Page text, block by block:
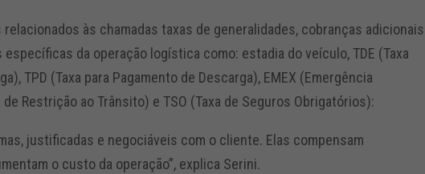
às chamadas taxas de generalidades, cobranças adicionais
da operação logística como: estadia do veículo, TDE (Taxa
TPD (Taxa para Pagamento de Descarga), EMEX (Emergência
de Restrição ao Trânsito) e TSO (Taxa de Seguros Obrigatórios):
justificadas e negociáveis com o cliente. Elas compensam
o custo da operação”, explica Serini.